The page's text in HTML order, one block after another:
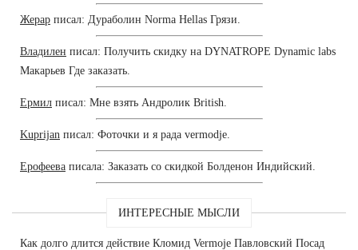
Жерар писал: Дураболин Norma Hellas Грязи.
Владилен писал: Получить скидку на DYNATROPE Dynamic labs
Макарьев Где заказать.
Ермил писал: Мне взять Андролик British.
Kuprijan писал: Фоточки и я рада vermodje.
Ерофеева писала: Заказать со скидкой Болденон Индийский.
ИНТЕРЕСНЫЕ МЫСЛИ
Как долго длится действие Кломид Vermoje Павловский Посад